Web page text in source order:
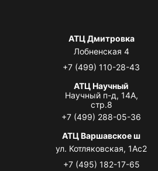
АТЦ Дмитровка
Лобненская 4
+7 (499) 110-28-43
АТЦ Научный
Научный п-д, 14А,
стр.8
+7 (499) 288-05-36
АТЦ Варшавское ш
ул. Котляковская, 1Ас2
+7 (495) 182-17-65